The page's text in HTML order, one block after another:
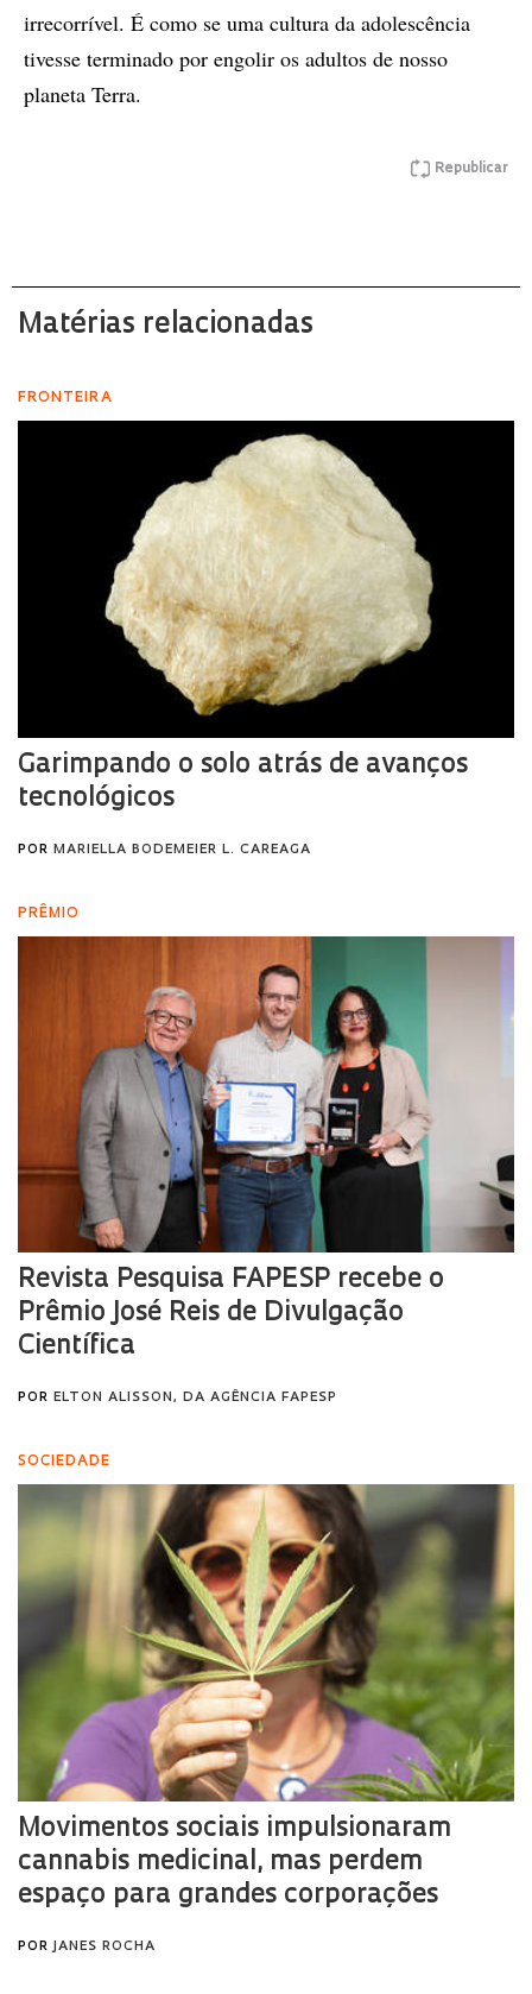
irrecorrível. É como se uma cultura da adolescência
tivesse terminado por engolir os adultos de nosso
planeta Terra.
Republicar